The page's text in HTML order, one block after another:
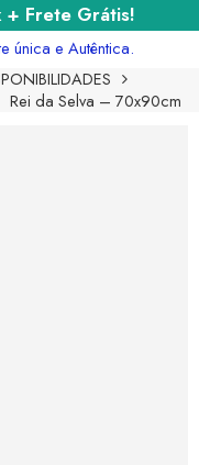
+ Frete Grátis!
única e Autêntica.
Rei da Selva – 70x90cm